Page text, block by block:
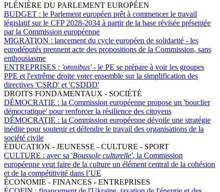
PLÉNIÈRE DU PARLEMENT EUROPÉEN
BUDGET : le Parlement européen prêt à commencer le travail
législatif sur le CFP 2028-2034 à partir de la base révisée présentée
par la Commission européenne
MIGRATION : lancement du cycle européen de solidarité - les
eurodéputés prennent acte des propositions de la Commission, sans
enthousiasme
ENTREPRISES : 'omnibus'- le PE se prépare à voir les groupes
PPE et l'extrême droite voter ensemble sur la simplification des
directives 'CSRD' et 'CSDDD'
DROITS FONDAMENTAUX - SOCIÉTÉ
DÉMOCRATIE : la Commission européenne propose un 'bouclier
démocratique' pour renforcer la résilience des citoyens
DÉMOCRATIE : la Commission européenne dévoile une stratégie
inédite pour soutenir et défendre le travail des organisations de la
société civile
ÉDUCATION - JEUNESSE - CULTURE - SPORT
CULTURE : avec sa 'Boussole culturelle', la Commission
européenne veut faire de la culture un élément central de la cohésion
et de la compétitivité dans l’UE
ÉCONOMIE - FINANCES - ENTREPRISES